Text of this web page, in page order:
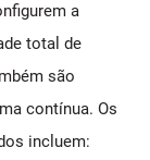
a
total de
são
contínua. Os
incluem: